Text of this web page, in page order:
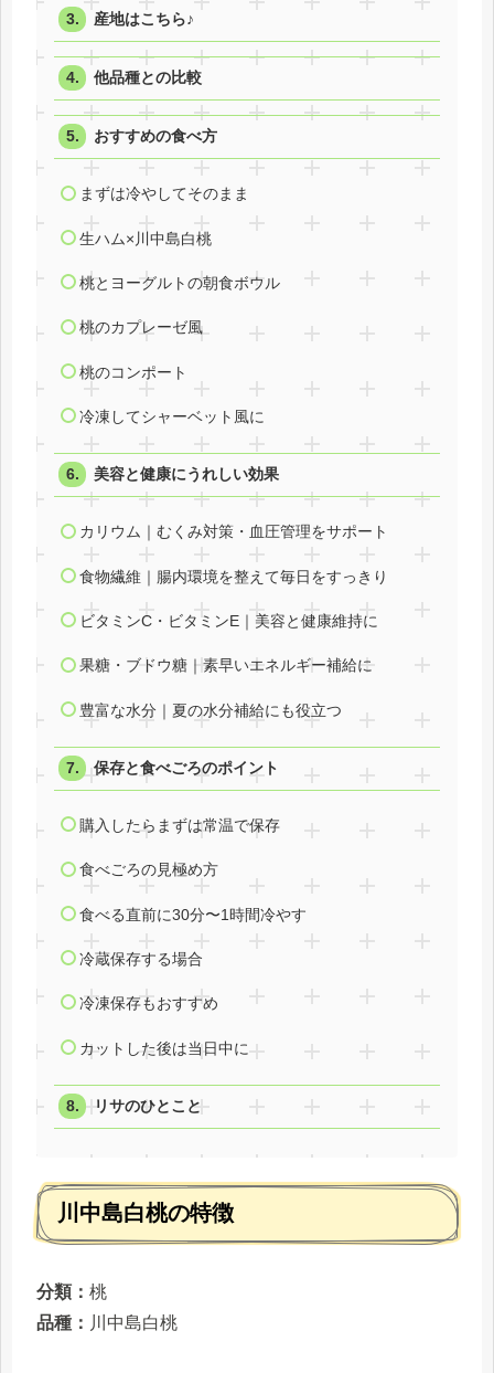
産地はこちら♪
他品種との比較
おすすめの食べ方
まずは冷やしてそのまま
生ハム×川中島白桃
桃とヨーグルトの朝食ボウル
桃のカプレーゼ風
桃のコンポート
冷凍してシャーベット風に
美容と健康にうれしい効果
カリウム｜むくみ対策・血圧管理をサポート
食物繊維｜腸内環境を整えて毎日をすっきり
ビタミンC・ビタミンE｜美容と健康維持に
果糖・ブドウ糖｜素早いエネルギー補給に
豊富な水分｜夏の水分補給にも役立つ
保存と食べごろのポイント
購入したらまずは常温で保存
食べごろの見極め方
食べる直前に30分〜1時間冷やす
冷蔵保存する場合
冷凍保存もおすすめ
カットした後は当日中に
リサのひとこと
川中島白桃の特徴
分類： 桃
品種： 川中島白桃